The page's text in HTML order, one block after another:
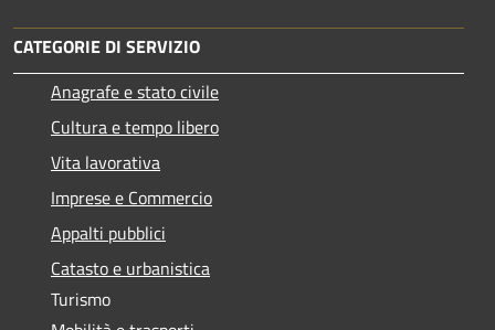
CATEGORIE DI SERVIZIO
Anagrafe e stato civile
Cultura e tempo libero
Vita lavorativa
Imprese e Commercio
Appalti pubblici
Catasto e urbanistica
Turismo